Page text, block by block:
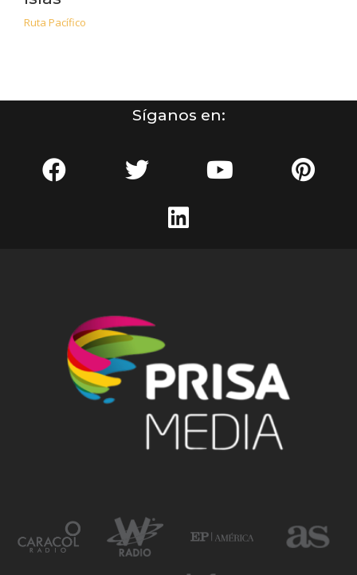
Ruta Pacífico
Síganos en: